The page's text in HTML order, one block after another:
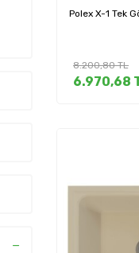
Polex X-1 Tek
8.200,80TL
6.970,68